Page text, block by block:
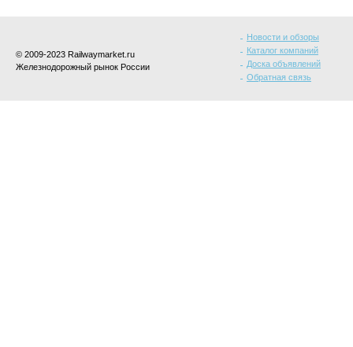
© 2009-2023 Railwaymarket.ru
Железнодорожный рынок России
Новости и обзоры
Каталог компаний
Доска объявлений
Обратная связь